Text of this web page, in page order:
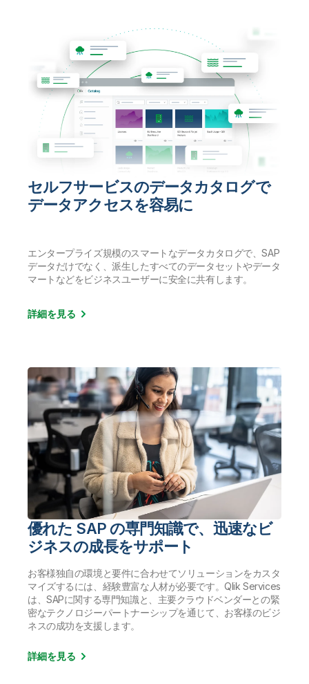
セルフサービスのデータカタログで
データアクセスを容易に
エンタープライズ規模のスマートなデータカタログで、SAP
データだけでなく、派生したすべてのデータセットやデータ
マートなどをビジネスユーザーに安全に共有します。
詳細を見る
優れた SAP の専門知識で、迅速なビ
ジネスの成長をサポート
お客様独自の環境と要件に合わせてソリューションをカスタ
マイズするには、経験豊富な人材が必要です。Qlik Services
は、SAPに関する専門知識と、主要クラウドベンダーとの緊
密なテクノロジーパートナーシップを通じて、お客様のビジ
ネスの成功を支援します。
詳細を見る